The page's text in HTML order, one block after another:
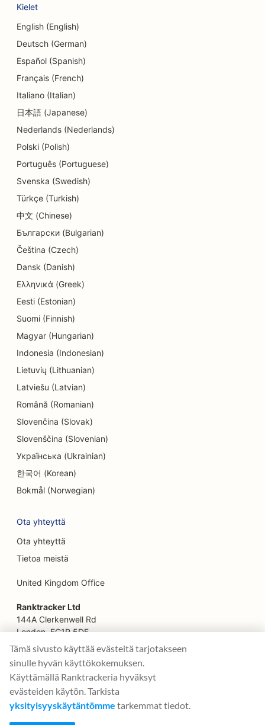
SEO tanssistudioille
SEO ihohiontapalveluille
SEO päiväkodeille
SEO hammaslääkäriklinikoille
SEO yksityiskohtien kaupoille
SEO Cupcake-kaupoille
Koulutus- ja lastenhoitopalvelujen SEO
SEO donitsikaupoille
SEO sähköasentajille
SEO elektroniikkakaupoille
SEO insinööritoimistoille
SEO endodontologeille
SEO for Entertainment &amp; Recreation
SEO pakohuoneita varten
EO etnisille ravintoloille
SEO Farm-to-Table-ravintoloille
SEO perheravintoloille
SEO pikaruokaravintoloille
SEO kukkakaupoille
SEO Fine Dining -ravintoloille
SEO rahoituspalveluille
SEO ruokakeskuksille
SEO ranskalaisille konditorioille
SEO Food Trucksille
SEO huonekalukaupoille
Kielet
English (English)
Deutsch (German)
Español (Spanish)
Français (French)
Italiano (Italian)
日本語 (Japanese)
Nederlands (Nederlands)
Polski (Polish)
Português (Portuguese)
Svenska (Swedish)
Türkçe (Turkish)
中文 (Chinese)
Български (Bulgarian)
Čeština (Czech)
Dansk (Danish)
Ελληνικά (Greek)
Eesti (Estonian)
Suomi (Finnish)
Magyar (Hungarian)
Indonesia (Indonesian)
Lietuvių (Lithuanian)
Latviešu (Latvian)
Română (Romanian)
Slovenčina (Slovak)
Slovenščina (Slovenian)
Українська (Ukrainian)
한국어 (Korean)
Bokmål (Norwegian)
Ota yhteyttä
Ota yhteyttä
Tietoa meistä
United Kingdom Office
Ranktracker Ltd
144A Clerkenwell Rd
London, EC1R 5DF
Company No: 08820809
felix@ranktracker.com
2015 -2026© Ranktracker. All Rights Reserved.
Tämä sivusto käyttää evästeitä tarjotakseen
sinulle hyvän käyttökokemuksen.
Käyttämällä Ranktrackeria hyväksyt
evästeiden käytön. Tarkista
yksityisyyskäytäntömme tarkemmat tiedot.